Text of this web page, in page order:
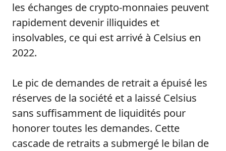
les échanges de crypto-monnaies peuvent
rapidement devenir illiquides et
insolvables, ce qui est arrivé à Celsius en
2022.
Le pic de demandes de retrait a épuisé les
réserves de la société et a laissé Celsius
sans suffisamment de liquidités pour
honorer toutes les demandes. Cette
cascade de retraits a submergé le bilan de